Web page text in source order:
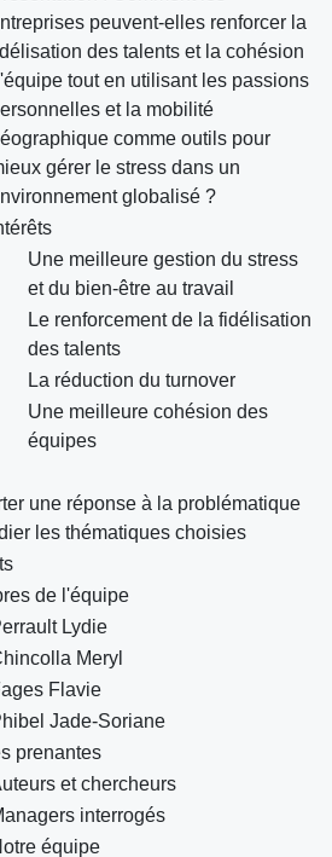
peuvent-elles renforcer la
des talents et la cohésion
tout en utilisant les passions
et la mobilité
comme outils pour
gérer le stress dans un
globalisé ?
Une meilleure gestion du stress
et du bien-être au travail
Le renforcement de la fidélisation
des talents
La réduction du turnover
Une meilleure cohésion des
équipes
une réponse à la problématique
les thématiques choisies
de l'équipe
Lydie
Meryl
Flavie
Jade-Soriane
prenantes
et chercheurs
interrogés
équipe